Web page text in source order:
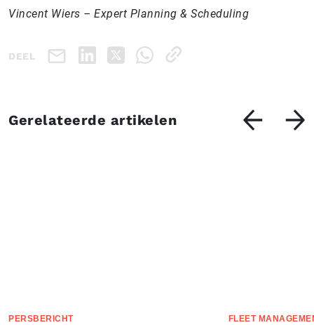
Vincent Wiers – Expert Planning & Scheduling
DEEL
Gerelateerde artikelen
PERSBERICHT FLEET